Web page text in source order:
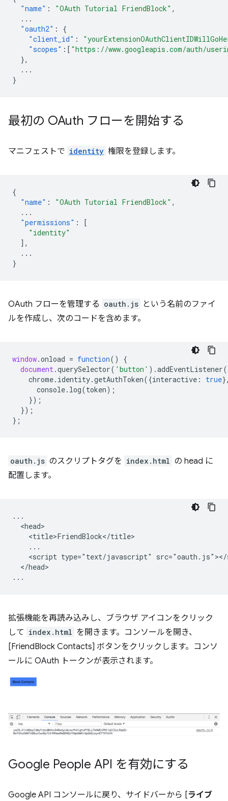
"name" : "OAuth Tutorial FriendBlock" ,
...
"oauth2" :
{
"client_id" :
"scopes" :[ "https://www.googleapis.com/auth/
},
...
}
最初の OAuth フローを開始する
マニフェストで identity 権限を登録します。
{
"name" : "OAuth Tutorial FriendBlock" ,
...
"permissions" :
[
"identity"
],
...
}
OAuth フローを管理する oauth.js という名前のファイ
ルを作成し、次のコードを含めます。
window.onload = function()
{
document.querySelector( 'button' ).addEventListener(
chrome. identity.getAuthToken({interactive : true
console. log(token);
});
});
};
oauth.js のスクリプトタグを index.html の head に
配置します。
...
  <head>
    <title>FriendBlock</title>
    ...
<script type="text/javascript"
  </head>
拡張機能を再読み込みし、ブラウザ アイコンをクリック
して index.html を開きます。コンソールを開き、
[FriendBlock Contacts] ボタンをクリックします。コンソ
ールに OAuth トークンが表示されます。
Google People API を有効にする
Google API コンソールに戻り、サイドバーから [ライブ